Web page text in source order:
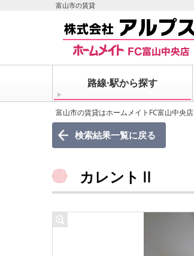
富山市の賃貸
路線·駅から探す
富山市の賃貸はホームメイトFC富山中央店
検索結果一覧に戻る
カレントⅡ